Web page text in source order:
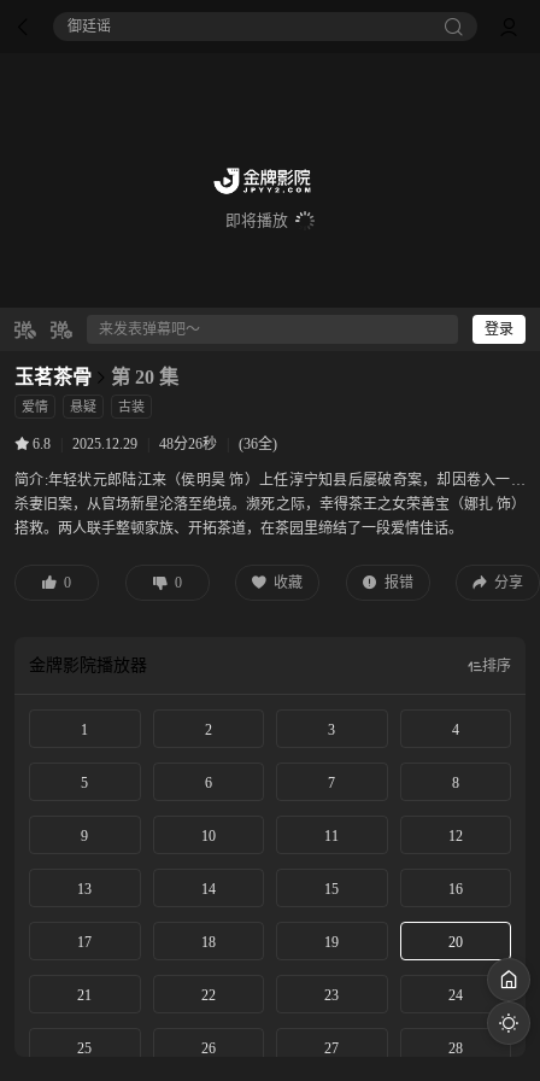
御廷谣‎
即将播放
登录
玉茗茶骨 第 20 集
爱情 悬疑 古装
6.8 2025.12.29 48分26秒 (36全)
简介:年轻状元郎陆江来（侯明昊 饰）上任淳宁知县后屡破奇案，却因卷入一桩
杀妻旧案，从官场新星沦落至绝境。濒死之际，幸得茶王之女荣善宝（娜扎 饰）
搭救。两人联手整顿家族、开拓茶道，在茶园里缔结了一段爱情佳话。
0 0 收藏 报错 分享
金牌影院播放器 排序
1 2 3 4
5 6 7 8
9 10 11 12
13 14 15 16
17 18 19 20
21 22 23 24
25 26 27 28